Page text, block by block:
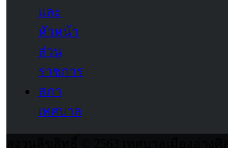
และ
หัวหน้า
ส่วน
ราชการ
สภา
เทศบาล